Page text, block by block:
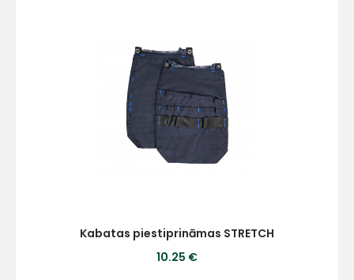
Kabatas piestiprināmas STRETCH
10.25 €